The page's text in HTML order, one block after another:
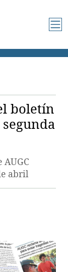
boletín
abril